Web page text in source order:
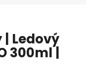
Ledový
300ml |